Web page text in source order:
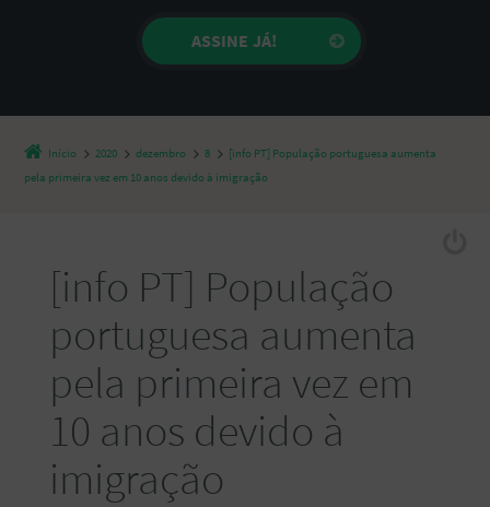
Início 2020 dezembro 8
[info PT] População portuguesa aumenta
pela primeira vez em 10 anos devido à imigração
[info PT] População
portuguesa aumenta
pela primeira vez em
10 anos devido à
imigração